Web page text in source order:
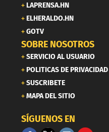
LAPRENSA.HN
ELHERALDO.HN
GOTV
SOBRE NOSOTROS
SERVICIO AL USUARIO
POLITICAS DE PRIVACIDAD
SUSCRIBETE
MAPA DEL SITIO
SÍGUENOS EN